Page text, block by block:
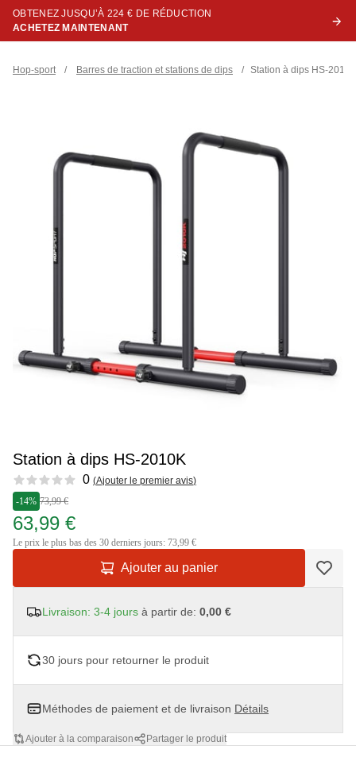
OBTENEZ JUSQU’À 224 € DE RÉDUCTION
ACHETEZ MAINTENANT
Hop-sport / Barres de traction et stations de dips / Station à dips HS-2010K
Station à dips HS-2010K
Reviews 0 (Ajouter le premier avis)
-14% 73,99 €
63,99 €
Le prix le plus bas des 30 derniers jours: 73,99 €
Ajouter au panier
Livraison: 3-4 jours à partir de: 0,00 €
30 jours pour retourner le produit
Méthodes de paiement et de livraison Détails
Ajouter à la comparaison Partager le produit